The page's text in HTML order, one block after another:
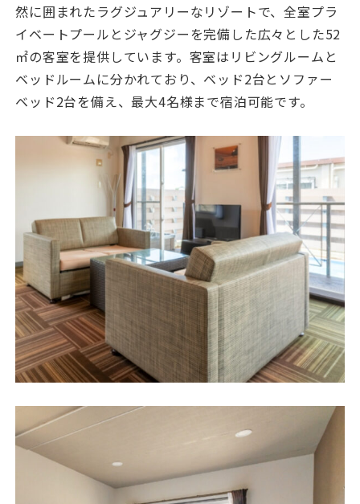
然に囲まれたラグジュアリーなリゾートで、全室プラ
イベートプールとジャグジーを完備した広々とした52
㎡の客室を提供しています。客室はリビングルームと
ベッドルームに分かれており、ベッド2台とソファー
ベッド2台を備え、最大4名様まで宿泊可能です。